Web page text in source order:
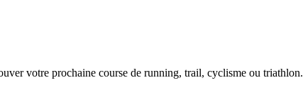
votre prochaine course de running, trail, cyclisme ou triathlon.